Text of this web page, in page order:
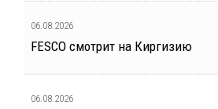
06.08.2026
FESCO смотрит на Киргизию
06.08.2026